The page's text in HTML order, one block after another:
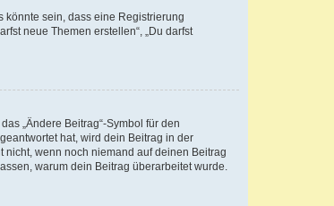
könnte sein, dass eine Registrierung
neue Themen erstellen“, „Du darfst
„Ändere Beitrag“-Symbol für den
hat, wird dein Beitrag in der
wenn noch niemand auf deinen Beitrag
warum dein Beitrag überarbeitet wurde.